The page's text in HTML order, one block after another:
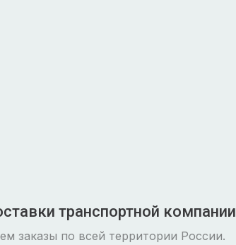
транспортной компании
заказы по всей территории России.